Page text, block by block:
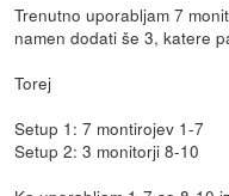
Trenutno uporabljam 7
namen dodati še 3, katere
Torej
Setup 1: 7 montirojev 1-7
Setup 2: 3 monitorji 8-10